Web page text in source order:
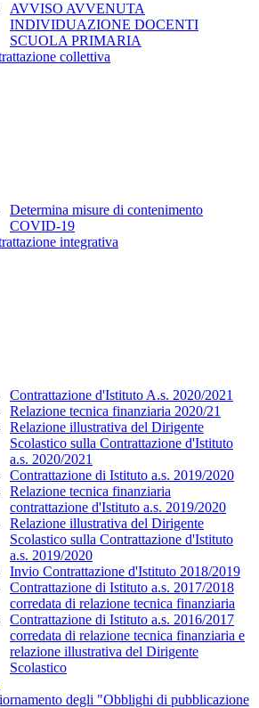
AVVISO AVVENUTA
INDIVIDUAZIONE DOCENTI
SCUOLA PRIMARIA
collettiva
Determina misure di contenimento
COVID-19
integrativa
Contrattazione d'Istituto A.s. 2020/2021
Relazione tecnica finanziaria 2020/21
Relazione illustrativa del Dirigente
Scolastico sulla Contrattazione d'Istituto
a.s. 2020/2021
Contrattazione di Istituto a.s. 2019/2020
Relazione tecnica finanziaria
contrattazione d'Istituto a.s. 2019/2020
Relazione illustrativa del Dirigente
Scolastico sulla Contrattazione d'Istituto
a.s. 2019/2020
Invio Contrattazione d'Istituto 2018/2019
Contrattazione di Istituto a.s. 2017/2018
corredata di relazione tecnica finanziaria
Contrattazione di Istituto a.s. 2016/2017
corredata di relazione tecnica finanziaria e
relazione illustrativa del Dirigente
Scolastico
degli "Obblighi di pubblicazione